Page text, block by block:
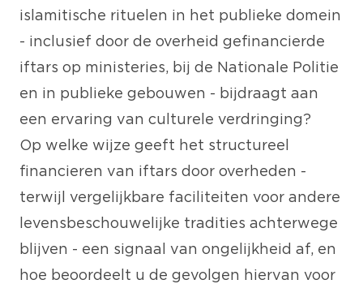
islamitische rituelen in het publieke domein
- inclusief door de overheid gefinancierde
iftars op ministeries, bij de Nationale Politie
en in publieke gebouwen - bijdraagt aan
een ervaring van culturele verdringing?
Op welke wijze geeft het structureel
financieren van iftars door overheden -
terwijl vergelijkbare faciliteiten voor andere
levensbeschouwelijke tradities achterwege
blijven - een signaal van ongelijkheid af, en
hoe beoordeelt u de gevolgen hiervan voor